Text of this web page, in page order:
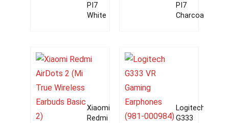
PI7
White
PI7
Charcoal
Xiaomi
Redmi
Logitech
G333